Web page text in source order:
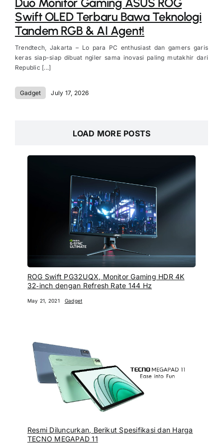
Swift OLED Terbaru Bawa Teknologi
Tandem RGB & AI Agent!
Trendtech, Jakarta – Lo para PC enthusiast dan gamers garis
keras siap-siap dibuat ngiler sama inovasi paling mutakhir dari
Republic [...]
Gadget July 17, 2026
LOAD MORE POSTS
ROG Swift PG32UQX, Monitor Gaming HDR 4K
32‑inch dengan Refresh Rate 144 Hz
May 21, 2021 Gadget
Resmi Diluncurkan, Berikut Spesifikasi dan Harga
TECNO MEGAPAD 11